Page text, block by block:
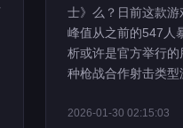
士》么？日前这款
峰值从之前的547人
析或许是官方举行
种枪战合作射击类型
2026-01-30 02:15:03